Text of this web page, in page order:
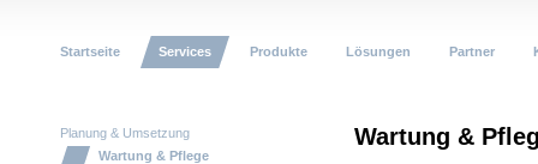
Startseite Services Produkte Lösungen Partner
Planung & Umsetzung
Wartung & Pflege
Wartung &